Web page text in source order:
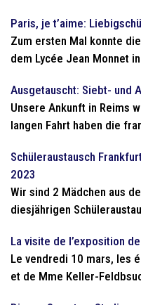
Paris, je t’aime:
Zum ersten Mal konnte
dem Lycée Jean Monnet
Ausgetauscht: Siebt- und
Unsere Ankunft in Reims
langen Fahrt haben die
Schüleraustausch
2023
Wir sind 2 Mädchen aus
diesjährigen
La visite de l’exposition
Le vendredi 10 mars, les
et de Mme Keller-